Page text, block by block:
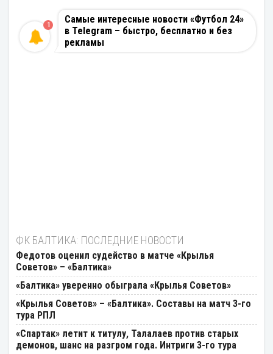
Самые интересные новости «Футбол 24»
в Telegram – быстро, бесплатно и без
рекламы
1
ФК БАЛТИКА: ПОСЛЕДНИЕ НОВОСТИ
Федотов оценил судейство в матче «Крылья
Советов» – «Балтика»
«Балтика» уверенно обыграла «Крылья Советов»
«Крылья Советов» – «Балтика». Составы на матч 3-го
тура РПЛ
«Спартак» летит к титулу, Талалаев против старых
демонов, шанс на разгром года. Интриги 3-го тура